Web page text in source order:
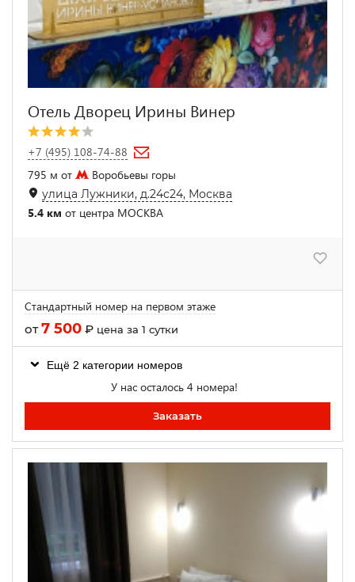
Отель Дворец Ирины Винер
+7 (495) 108-74-88
795 м от
Воробьевы горы
улица Лужники, д.24с24, Москва
5.4 км от центра МОСКВА
Стандартный номер на первом этаже
от7 500 ₽ цена за 1 сутки
Ещё 2 категории номеров
У нас осталось 4 номера!
Заказать